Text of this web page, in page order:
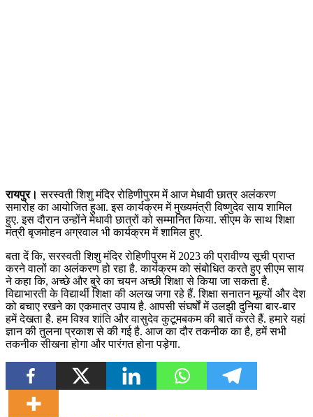
रायपुर।सरस्वती शिशु मंदिर रोहिणीपुरम में आज मेधावी छात्र अलंकरण
समारोह का आयोजित हुआ. इस कार्यक्रम में मुख्यमंत्री विष्णुदेव साय शामिल
हुए. इस दौरान उन्होंने मेधावी छात्रों को सम्मानित किया. सीएम के साथ शिक्षा
मंत्री बृजमोहन अग्रवाल भी कार्यक्रम में शामिल हुए.
बता दें कि, सरस्वती शिशु मंदिर रोहिणीपुरम में 2023 की प्रावीण्य सूची प्राप्त
करने वालों का अलंकरण हो रहा है. कार्यक्रम को संबोधित करते हुए सीएम साय
ने कहा कि, अच्छे और बुरे का चयन अच्छी शिक्षा से किया जा सकता है.
विद्याभारती के विद्यार्थी शिक्षा की अलख जगा रहे हैं. शिक्षा सनातन मूल्यों और देश
को बचाए रखने का एकमात्र उपाय है. आपसी संघर्षों में उलझी दुनिया बार-बार
हमें देखता है. हम विश्व शांति और वासुदेव कुटूमबकम की बातें करते हैं. हमारे यहां
ज्ञान की तुलना प्रकाश से की गई है. आज का दौर तकनीक का है, हमें सभी
तकनीक सीखना होगा और पारंगत होना पड़ेगा.